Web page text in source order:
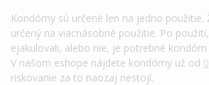
Kondómy sú určené len na jedno použitie.
určený na viacnásobné použitie. Po
ejakulovali, alebo nie, je potrebné
V našom eshope nájdete kondómy už od
riskovanie za to naozaj nestojí.